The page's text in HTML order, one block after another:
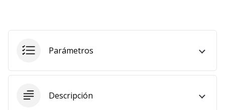
artículos
Parámetros
Descripción